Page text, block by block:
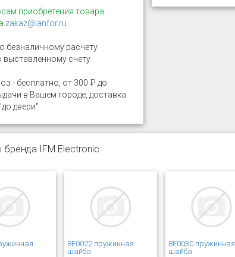
приобретения товара
zakaz@lanfor.ru
безналичному расчету
выставленному счету
- бесплатно, от 300 ₽ до
в Вашем городе, доставка
двери"
IFM Electronic:
8E0022 пружинная
шайба
8E0030 пружинная
шайба